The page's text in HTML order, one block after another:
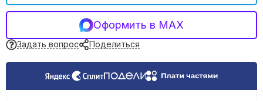
Звонки дверные
Оформить в MAX
Задать вопрос Поделиться